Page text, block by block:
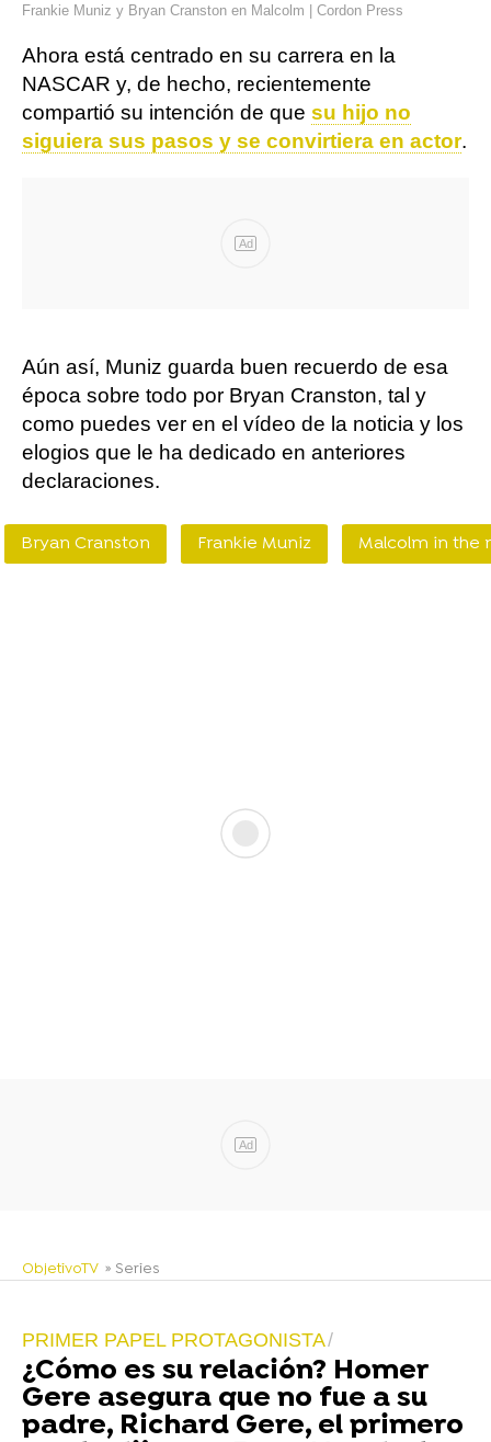
Frankie Muniz y Bryan Cranston en Malcolm | Cordon Press
Ahora está centrado en su carrera en la
NASCAR y, de hecho, recientemente
compartió su intención de que su hijo no
siguiera sus pasos y se convirtiera en actor.
Ad
Aún así, Muniz guarda buen recuerdo de esa
época sobre todo por Bryan Cranston, tal y
como puedes ver en el vídeo de la noticia y los
elogios que le ha dedicado en anteriores
declaraciones.
Bryan Cranston Frankie Muniz Malcolm in the
Ad
ObjetivoTV » Series